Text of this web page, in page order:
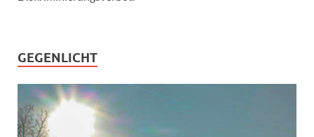
GEGENLICHT